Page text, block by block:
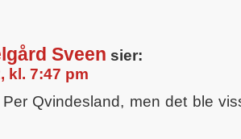
Sveen sier:
kl. 7:47 pm
Qvindesland, men det ble